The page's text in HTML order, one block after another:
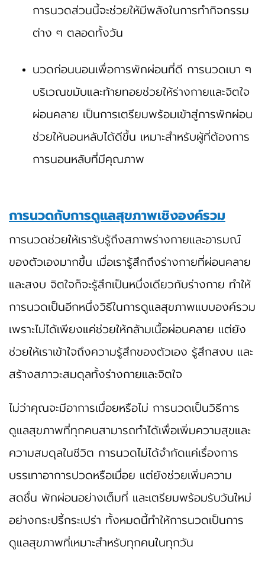
การนวดส่วนนี้จะช่วยให้มีพลังในการทำกิจกรรม
ต่าง ๆ ตลอดทั้งวัน
นวดก่อนนอนเพื่อการพักผ่อนที่ดี การนวดเบา ๆ
บริเวณขมับและท้ายทอยช่วยให้ร่างกายและจิตใจ
ผ่อนคลาย เป็นการเตรียมพร้อมเข้าสู่การพักผ่อน
ช่วยให้นอนหลับได้ดีขึ้น เหมาะสำหรับผู้ที่ต้องการ
การนอนหลับที่มีคุณภาพ
การนวดกับการดูแลสุขภาพเชิงองค์รวม
การนวดช่วยให้เรารับรู้ถึงสภาพร่างกายและอารมณ์
ของตัวเองมากขึ้น เมื่อเรารู้สึกถึงร่างกายที่ผ่อนคลาย
และสงบ จิตใจก็จะรู้สึกเป็นหนึ่งเดียวกับร่างกาย ทำให้
การนวดเป็นอีกหนึ่งวิธีในการดูแลสุขภาพแบบองค์รวม
เพราะไม่ได้เพียงแค่ช่วยให้กล้ามเนื้อผ่อนคลาย แต่ยัง
ช่วยให้เราเข้าใจถึงความรู้สึกของตัวเอง รู้สึกสงบ และ
สร้างสภาวะสมดุลทั้งร่างกายและจิตใจ
ไม่ว่าคุณจะมีอาการเมื่อยหรือไม่ การนวดเป็นวิธีการ
ดูแลสุขภาพที่ทุกคนสามารถทำได้เพื่อเพิ่มความสุขและ
ความสมดุลในชีวิต การนวดไม่ได้จำกัดแค่เรื่องการ
บรรเทาอาการปวดหรือเมื่อย แต่ยังช่วยเพิ่มความ
สดชื่น พักผ่อนอย่างเต็มที่ และเตรียมพร้อมรับวันใหม่
อย่างกระปรี้กระเปร่า ทั้งหมดนี้ทำให้การนวดเป็นการ
ดูแลสุขภาพที่เหมาะสำหรับทุกคนในทุกวัน